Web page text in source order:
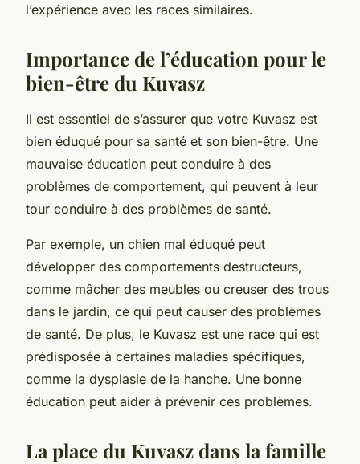
l’expérience avec les races similaires.
Importance de l’éducation pour le
bien-être du Kuvasz
Il est essentiel de s’assurer que votre Kuvasz est
bien éduqué pour sa santé et son bien-être. Une
mauvaise éducation peut conduire à des
problèmes de comportement, qui peuvent à leur
tour conduire à des problèmes de santé.
Par exemple, un chien mal éduqué peut
développer des comportements destructeurs,
comme mâcher des meubles ou creuser des trous
dans le jardin, ce qui peut causer des problèmes
de santé. De plus, le Kuvasz est une race qui est
prédisposée à certaines maladies spécifiques,
comme la dysplasie de la hanche. Une bonne
éducation peut aider à prévenir ces problèmes.
La place du Kuvasz dans la famille